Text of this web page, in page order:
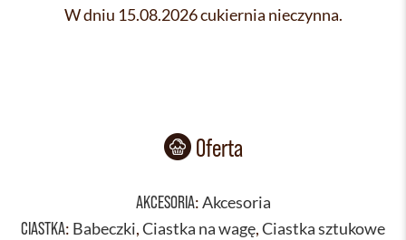
W dniu 15.08.2026 cukiernia nieczynna.
Oferta
AKCESORIA:Akcesoria
CIASTKA: Babeczki,Ciastka na wagę,Ciastka sztukowe